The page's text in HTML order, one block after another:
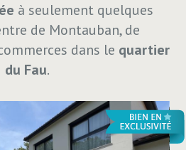
à seulement quelques
de Montauban, de
dans le quartier
du Fau.